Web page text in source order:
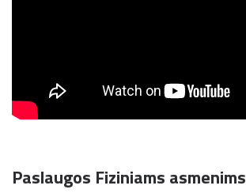
Paslaugos Fiziniams asmenims